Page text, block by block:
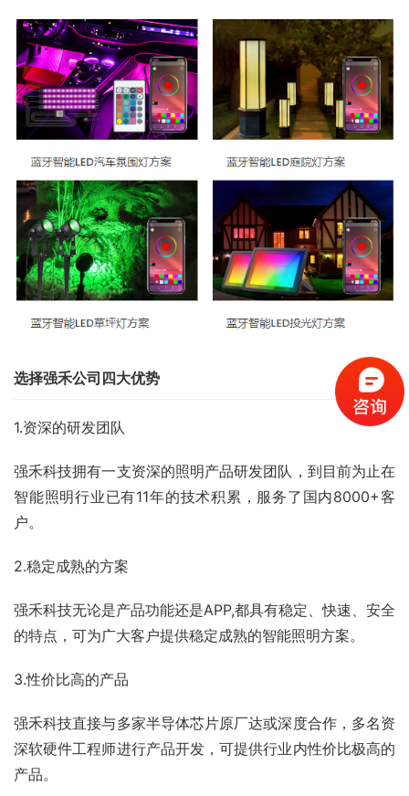
选择强禾公司四大优势
1.资深的研发团队
强禾科技拥有一支资深的照明产品研发团队，到目前为止在
智能照明行业已有11年的技术积累，服务了国内8000+客
户。
2.稳定成熟的方案
强禾科技无论是产品功能还是APP,都具有稳定、快速、安全
的特点，可为广大客户提供稳定成熟的智能照明方案。
3.性价比高的产品
强禾科技直接与多家半导体芯片原厂达或深度合作，多名资
深软硬件工程师进行产品开发，可提供行业内性价比极高的
产品。